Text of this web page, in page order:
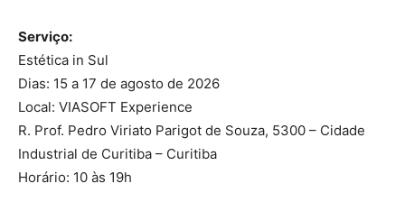
Serviço:
Estética in Sul
Dias: 15 a 17 de agosto de 2026
Local: VIASOFT Experience
R. Prof. Pedro Viriato Parigot de Souza, 5300 – Cidade
Industrial de Curitiba – Curitiba
Horário: 10 às 19h